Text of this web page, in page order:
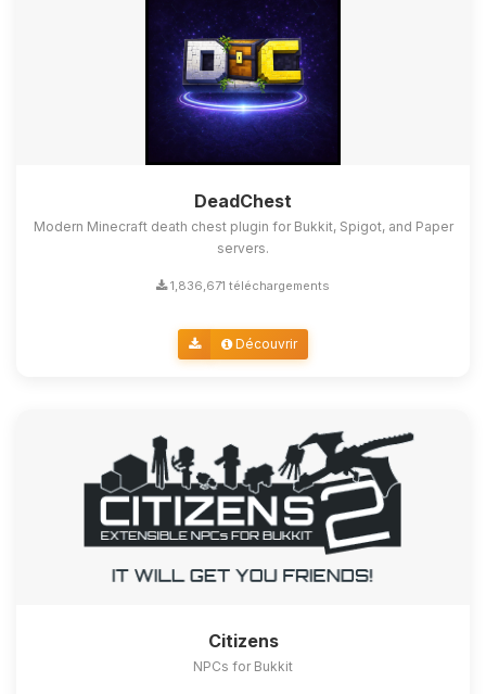
DeadChest
Modern Minecraft death chest plugin for Bukkit, Spigot, and Paper
servers.
1,836,671 téléchargements
Découvrir
Citizens
NPCs for Bukkit